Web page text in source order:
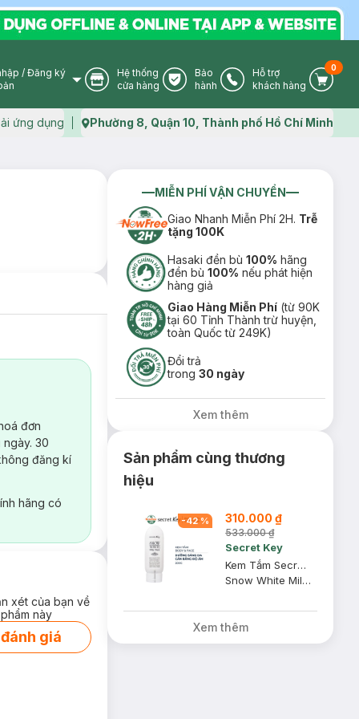
User Icon
/ Đăng ký
Store Icon
Hệ thống
cửa hàng
Warranty Icon
Bảo
hành
Phone Icon
Hỗ trợ
khách hàng
Cart
0
ứng dụng Map icon
Phường 8, Quận 10, Thành phố Hồ Chí Minh
đơn
30
đăng kí
hãng có
xét của bạn về
này
giá
MIỄN PHÍ VẬN CHUYỂN
Giao Nhanh Miễn Phí 2H. Trễ
tặng 100K
Hasaki đền bù100% hãng
đền bù100% nếu phát hiện
hàng giả
Giao Hàng Miễn Phí (từ 90K
tại 60 Tỉnh Thành trừ huyện,
toàn Quốc từ 249K)
Đổi trả
trong30 ngày
Xem thêm
Sản phẩm cùng thương
hiệu
-42% 310.000 ₫
533.000 ₫
Secret Key
Kem Tắm Secret Key Dưỡng Sáng Da Mặt Và Cơ Thể 200g
Snow White Milky Pack
Xem thêm